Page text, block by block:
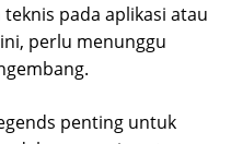
pada aplikasi atau
perlu menunggu
penting untuk